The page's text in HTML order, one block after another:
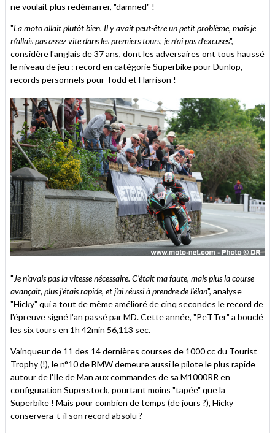
ne voulait plus redémarrer, "damned" !
"La moto allait plutôt bien. Il y avait peut-être un petit problème, mais je
n'allais pas assez vite dans les premiers tours, je n'ai pas d'excuses",
considère l'anglais de 37 ans, dont les adversaires ont tous haussé
le niveau de jeu : record en catégorie Superbike pour Dunlop,
records personnels pour Todd et Harrison !
"Je n'avais pas la vitesse nécessaire. C'était ma faute, mais plus la course
avançait, plus j'étais rapide, et j'ai réussi à prendre de l'élan", analyse
"Hicky" qui a tout de même amélioré de cinq secondes le record de
l'épreuve signé l'an passé par MD. Cette année, "PeTTer" a bouclé
les six tours en 1h 42min 56,113 sec.
Vainqueur de 11 des 14 dernières courses de 1000 cc du Tourist
Trophy (!), le n°10 de BMW demeure aussi le pilote le plus rapide
autour de l'Ile de Man aux commandes de sa M1000RR en
configuration Superstock, pourtant moins "tapée" que la
Superbike ! Mais pour combien de temps (de jours ?), Hicky
conservera-t-il son record absolu ?